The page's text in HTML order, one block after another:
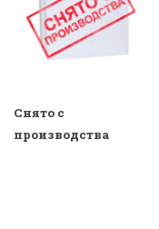
Снято с
производства